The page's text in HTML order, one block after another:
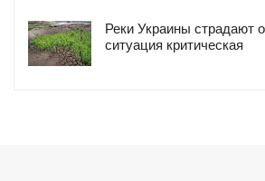
Реки Украины страдают
ситуация критическая